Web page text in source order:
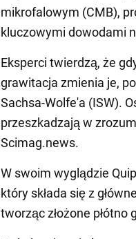
mikrofalowym (CMB),
kluczowymi dowodami
Eksperci twierdzą, że
grawitacja zmienia je,
Sachsa-Wolfe'a (ISW).
przeszkadzają w
Scimag.news.
W swoim wyglądzie
który składa się z
tworząc złożone